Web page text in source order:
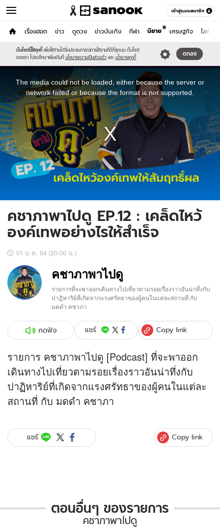
เข้าสู่ระบบสมาชิก
หน้าแรก
เรื่องฮอต ข่าว ดูดวง ข่าวบันเทิง กีฬา เศรษฐกิจ ไลฟ์สไ
นิยาย
Podcasts
เว็บไซต์นี้ใช้คุกกี้ เพื่อให้ท่านได้รับประสบการณ์การใช้งานที่ดีที่สุดบน เว็บไซต์
ของเรา โปรดศึกษาเพิ่มเติมที่ นโยบายความเป็นส่วนตัว และ นโยบายคุกกี้
ตกลง
This
modal
The media could not be loaded, either because the server or
network failed or because the format is not supported.
คชาภาพาไปดู EP.12 : เคล็ดไหว้
องค์เทพอย่างไรให้สำเร็จ
01 ม.ค. 64 (20:00 น.)
คชาภาพาไปดู
รายการที่จะพาออกเดินทางไปเที่ยวตามรอยเรื่องราวอันน่าทึ่งกับ
ปาฏิหาริย์ที่เกิดจากแรงศรัทธาของผู้คนในแต่ละสถานที่ กับ
มดดำ คชาภา
แชร์ Copy link
กดฟัง
รายการ คชาภาพาไปดู [Podcast] ที่จะพาออก
เดินทางไปเที่ยวตามรอยเรื่องราวอันน่าทึ่งกับ
ปาฏิหาริย์ที่เกิดจากแรงศรัทธาของผู้คนในแต่ละ
สถานที่ กับ มดดำ คชาภา
แชร์ Copy link
ตอนอื่นๆ ของรายการ
คชาภาพาไปดู